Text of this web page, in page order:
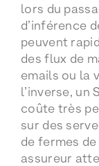
lors du
d’inférence
peuvent
des flux de
emails ou la
l’inverse, un
coûte très
sur des
de fermes
assureur